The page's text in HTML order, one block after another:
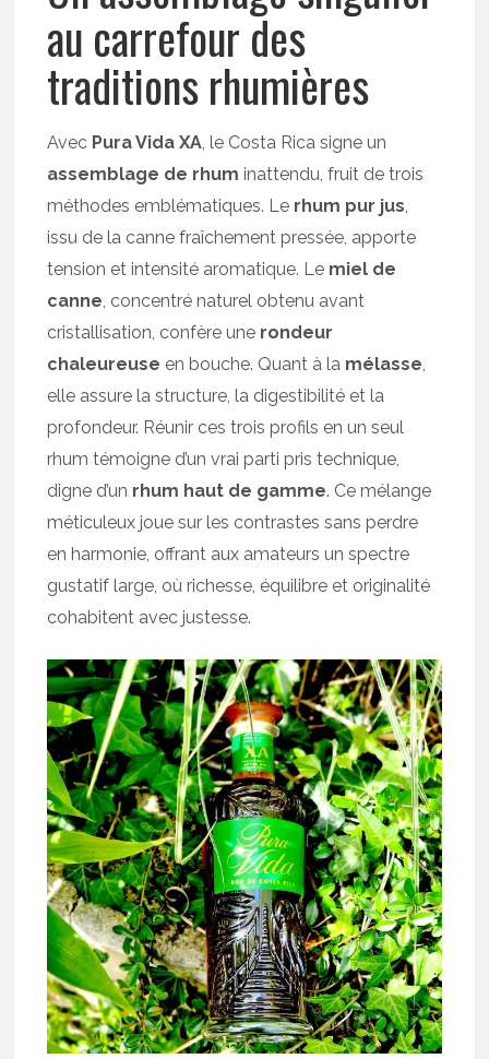
au carrefour des
traditions rhumières
Avec Pura Vida XA, le Costa Rica signe un
assemblage de rhum inattendu, fruit de trois
méthodes emblématiques. Le rhum pur jus,
issu de la canne fraîchement pressée, apporte
tension et intensité aromatique. Le miel de
canne, concentré naturel obtenu avant
cristallisation, confère une rondeur
chaleureuse en bouche. Quant à la mélasse,
elle assure la structure, la digestibilité et la
profondeur. Réunir ces trois profils en un seul
rhum témoigne d’un vrai parti pris technique,
digne d’un rhum haut de gamme. Ce mélange
méticuleux joue sur les contrastes sans perdre
en harmonie, offrant aux amateurs un spectre
gustatif large, où richesse, équilibre et originalité
cohabitent avec justesse.